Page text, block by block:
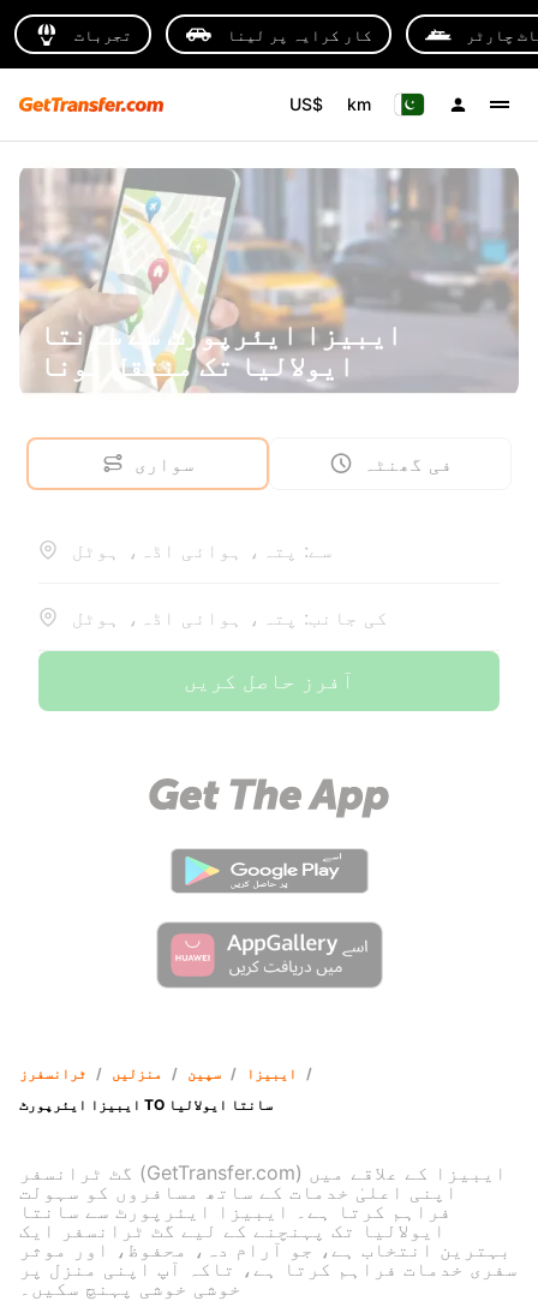
تجربات کار کرایہ پر لینا چارٹر
US$ km
ایبیزا ایئرپورٹ سے سانتا
ایولالیا تک منتقل ہونا
سواری فی گھنٹہ
سے: پتہ، ہوائی اڈہ، ہوٹل
کی جانب: پتہ، ہوائی اڈہ، ہوٹل
آفرز حاصل کریں
ٹرانسفرز / منزلیں / سپین / ایبیزا
/
ایبیزا ایئرپورٹ TO سانتا ایولالیا
گٹ ٹرانسفر (GetTransfer.com) ایبیزا کے علاقے میں
اپنی اعلیٰ خدمات کے ساتھ مسافروں کو سہولت
فراہم کرتا ہے۔ ایبیزا ایئرپورٹ سے سانتا
ایولالیا تک پہنچنے کے لیے گٹ ٹرانسفر ایک
بہترین انتخاب ہے، جو آرام دہ، محفوظ، اور موثر
سفری خدمات فراہم کرتا ہے، تاکہ آپ اپنی منزل پر
خوشی خوشی پہنچ سکیں۔